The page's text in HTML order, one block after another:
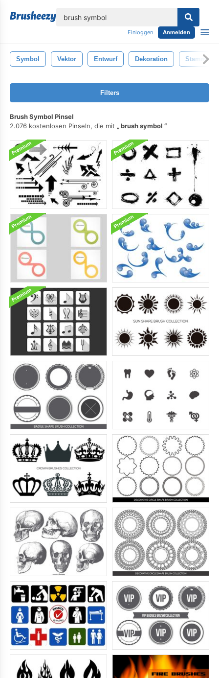
Einloggen Anmelden
Symbol Vektor Entwurf Dekoration Stammes-
Filters
Brush Symbol Pinsel
2.076 kostenlosen Pinseln, die mit
brush symbol